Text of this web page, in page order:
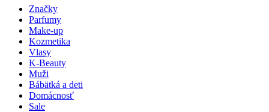
Značky
Parfumy
Make-up
Kozmetika
Vlasy
K-Beauty
Muži
Bábätká a deti
Domácnosť
Sale